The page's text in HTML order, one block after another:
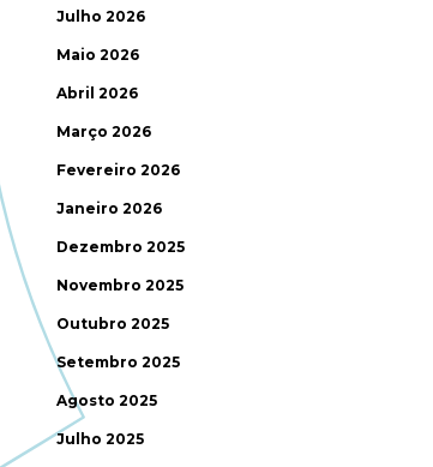
Julho 2026
Maio 2026
Abril 2026
Março 2026
Fevereiro 2026
Janeiro 2026
Dezembro 2025
Novembro 2025
Outubro 2025
Setembro 2025
Agosto 2025
Julho 2025